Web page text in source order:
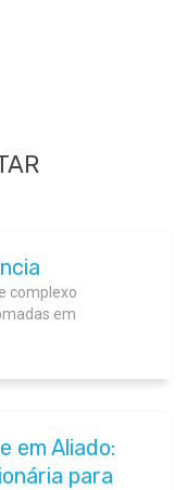
complexo
em
em Aliado:
para